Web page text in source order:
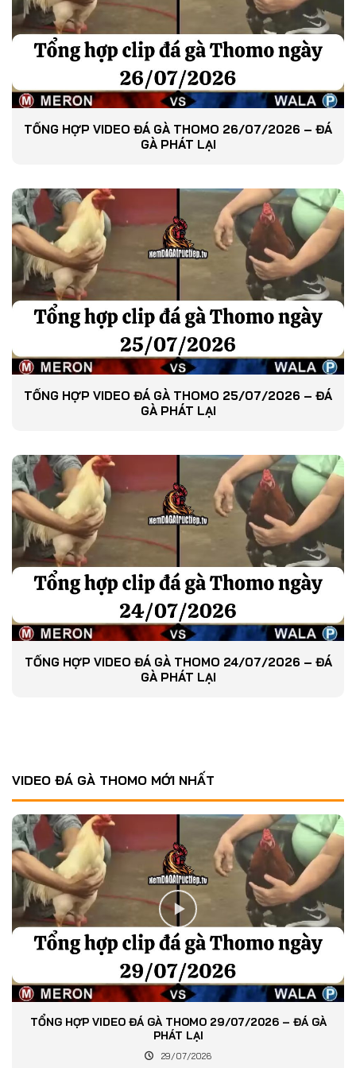
TỔNG HỢP VIDEO ĐÁ GÀ THOMO 26/07/2026 – ĐÁ
GÀ PHÁT LẠI
TỔNG HỢP VIDEO ĐÁ GÀ THOMO 25/07/2026 – ĐÁ
GÀ PHÁT LẠI
TỔNG HỢP VIDEO ĐÁ GÀ THOMO 24/07/2026 – ĐÁ
GÀ PHÁT LẠI
VIDEO ĐÁ GÀ THOMO MỚI NHẤT
TỔNG HỢP VIDEO ĐÁ GÀ THOMO 29/07/2026 – ĐÁ GÀ
PHÁT LẠI
29/07/2026